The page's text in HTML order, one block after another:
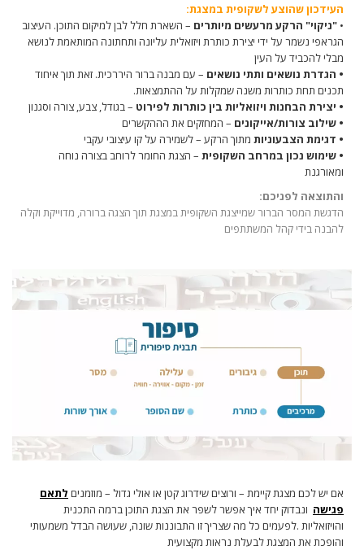
העידכון שהוצע לשקופית במצגת:
• "ניקוי" הרקע מרעשים מיותרים – השארת חלל לבן למיקום התוכן. העיצוב
הגראפי נשמר על ידי יצירת כותרת ויזואלית עליונה ותחתונה המותאמת לנושא
מבלי להכביד על העין
• הגדרת נושאים ותתי נושאים – עם מבנה ברור היררכית. זאת תוך איחוד
תכנים תחת כותרות משנה שמקלות על ההתמצאות.
• יצירת הבחנות ויזואליות בין כותרות לפירוט – בגודל, צבע, צורה וסגנון
• שילוב צורות/אייקונים – המחזקים את הההקשרים
• דגימת הצבעוניות מתוך הרקע – לשמירה על קו עיצובי עקבי
• שימוש נכון במרחב השקופית – הצגת החומר לרוחב בצורה נוחה
ומאורגנת
והתוצאה לפניכם:
הדגשת המסר הברור שמייצגת השקופית במצגת תוך הצגה ברורה, מדוייקת וקלה
להבנה בידי קהל המשתתפים
אם יש לכם מצגת קיימת – ורוצים שידרוג קטן או אולי גדול – מוזמנים לתאם
פגישה ונבדוק יחד איך אפשר לשפר את הצגת התוכן ברמה התכנית
והויזואליות .לפעמים כל מה שצריך זו התבוננות שונה, שעושה הבדל משמעותי
והופכת את המצגת לבעלת נראות מקצועית